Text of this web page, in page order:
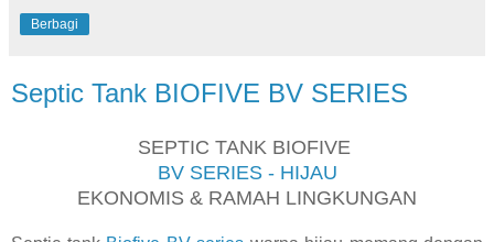
Berbagi
Septic Tank BIOFIVE BV SERIES
SEPTIC TANK BIOFIVE
BV SERIES - HIJAU
EKONOMIS & RAMAH LINGKUNGAN